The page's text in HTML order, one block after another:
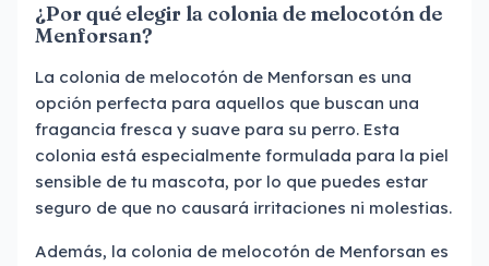
¿Por qué elegir la colonia de melocotón de
Menforsan?
La colonia de melocotón de Menforsan es una
opción perfecta para aquellos que buscan una
fragancia fresca y suave para su perro. Esta
colonia está especialmente formulada para la piel
sensible de tu mascota, por lo que puedes estar
seguro de que no causará irritaciones ni molestias.
Además, la colonia de melocotón de Menforsan es